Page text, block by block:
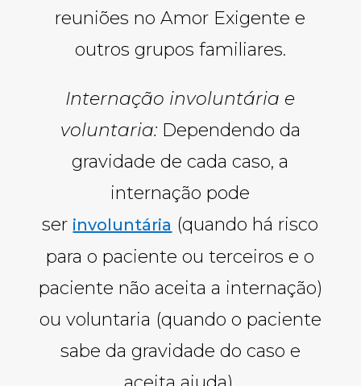
reuniões no Amor Exigente e
outros grupos familiares.
Internação involuntária e
voluntaria: Dependendo da
gravidade de cada caso, a
internação pode
ser involuntária (quando há risco
para o paciente ou terceiros e o
paciente não aceita a internação)
ou voluntaria (quando o paciente
sabe da gravidade do caso e